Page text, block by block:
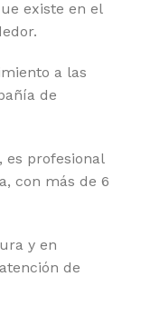
existe en el
a las
de
es profesional
con más de 6
y en
de